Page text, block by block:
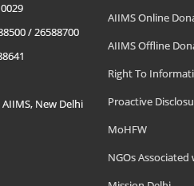
/ 26588700
New Delhi
AIIMS Online
AIIMS Offline
Right To
Proactive
MoHFW
NGOs Associated